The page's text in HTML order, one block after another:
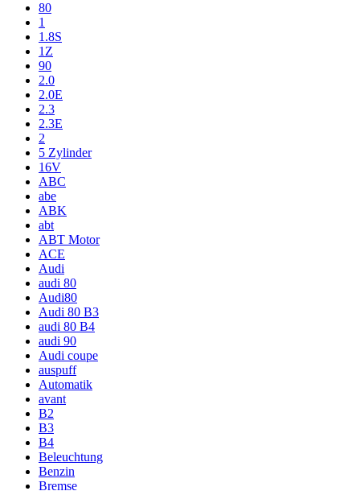
80
1
1.8S
1Z
90
2.0
2.0E
2.3
2.3E
2
5 Zylinder
16V
ABC
abe
ABK
abt
ABT Motor
ACE
Audi
audi 80
Audi80
Audi 80 B3
audi 80 B4
audi 90
Audi coupe
auspuff
Automatik
avant
B2
B3
B4
Beleuchtung
Benzin
Bremse